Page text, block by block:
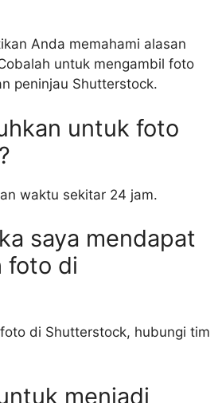
Anda memahami alasan
untuk mengambil foto
peninjau Shutterstock.
untuk foto
waktu sekitar 24 jam.
saya mendapat
foto di
di Shutterstock, hubungi tim
menjadi